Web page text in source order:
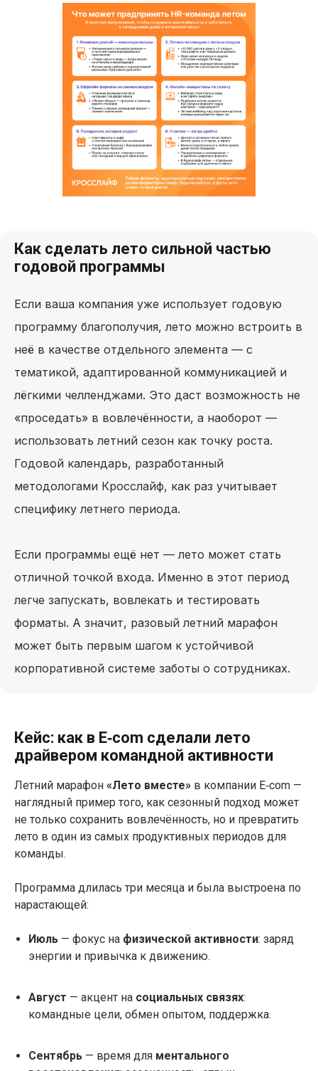
Как сделать лето сильной частью
годовой программы
Если ваша компания уже использует годовую
программу благополучия, лето можно встроить в
неё в качестве отдельного элемента — с
тематикой, адаптированной коммуникацией и
лёгкими челленджами. Это даст возможность не
«проседать» в вовлечённости, а наоборот —
использовать летний сезон как точку роста.
Годовой календарь, разработанный
методологами Кросслайф, как раз учитывает
специфику летнего периода.
Если программы ещё нет — лето может стать
отличной точкой входа. Именно в этот период
легче запускать, вовлекать и тестировать
форматы. А значит, разовый летний марафон
может быть первым шагом к устойчивой
корпоративной системе заботы о сотрудниках.
Кейс: как в E‑com сделали лето
драйвером командной активности
Летний марафон «Лето вместе» в компании E‑com —
наглядный пример того, как сезонный подход может
не только сохранить вовлечённость, но и превратить
лето в один из самых продуктивных периодов для
команды.
Программа длилась три месяца и была выстроена по
нарастающей:
Июль — фокус на физической активности: заряд
энергии и привычка к движению.
Август — акцент на социальных связях:
командные цели, обмен опытом, поддержка.
Сентябрь — время для ментального